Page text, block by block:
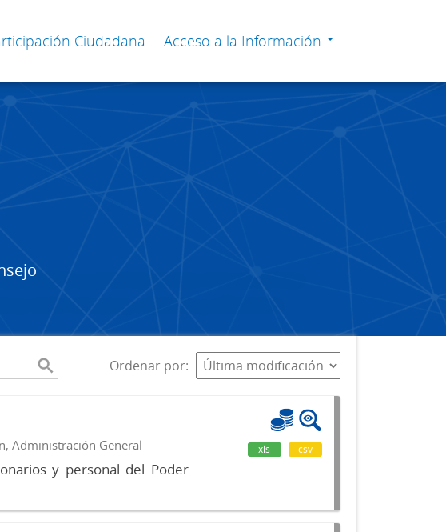
Ciudadana Acceso a la Información
Ordenar por
Administración General
y personal del Poder
xls csv